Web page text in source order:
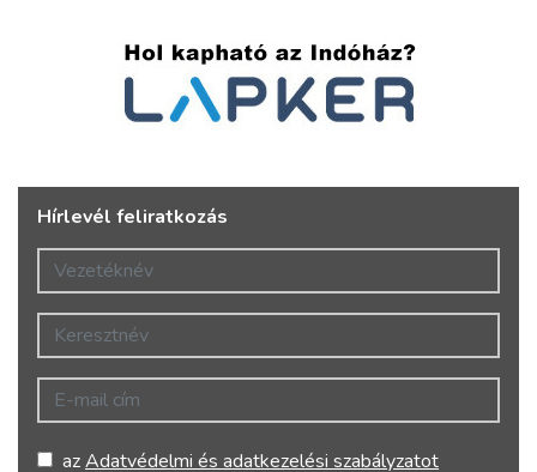
Hírlevél feliratkozás
Vezetéknév
Keresztnév
E-mail cím
azAdatvédelmi és adatkezelési szabályzatot